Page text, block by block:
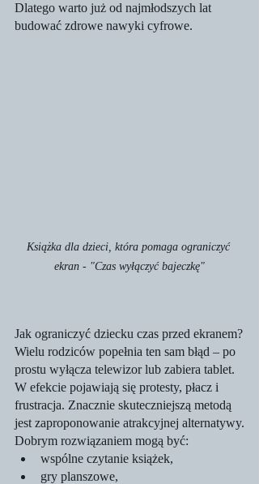
Dlatego warto już od najmłodszych lat
budować zdrowe nawyki cyfrowe.
Książka dla dzieci, która pomaga ograniczyć
ekran - "Czas wyłączyć bajeczkę"
Jak ograniczyć dziecku czas przed ekranem?
Wielu rodziców popełnia ten sam błąd – po
prostu wyłącza telewizor lub zabiera tablet.
W efekcie pojawiają się protesty, płacz i
frustracja. Znacznie skuteczniejszą metodą
jest zaproponowanie atrakcyjnej alternatywy.
Dobrym rozwiązaniem mogą być:
wspólne czytanie książek,
gry planszowe,